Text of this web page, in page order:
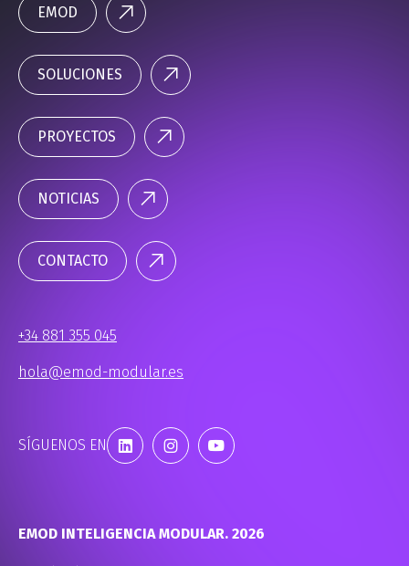
EMOD
SOLUCIONES
PROYECTOS
NOTICIAS
CONTACTO
+34 881 355 045
hola@emod-modular.es
SÍGUENOS EN
EMOD INTELIGENCIA MODULAR. 2026